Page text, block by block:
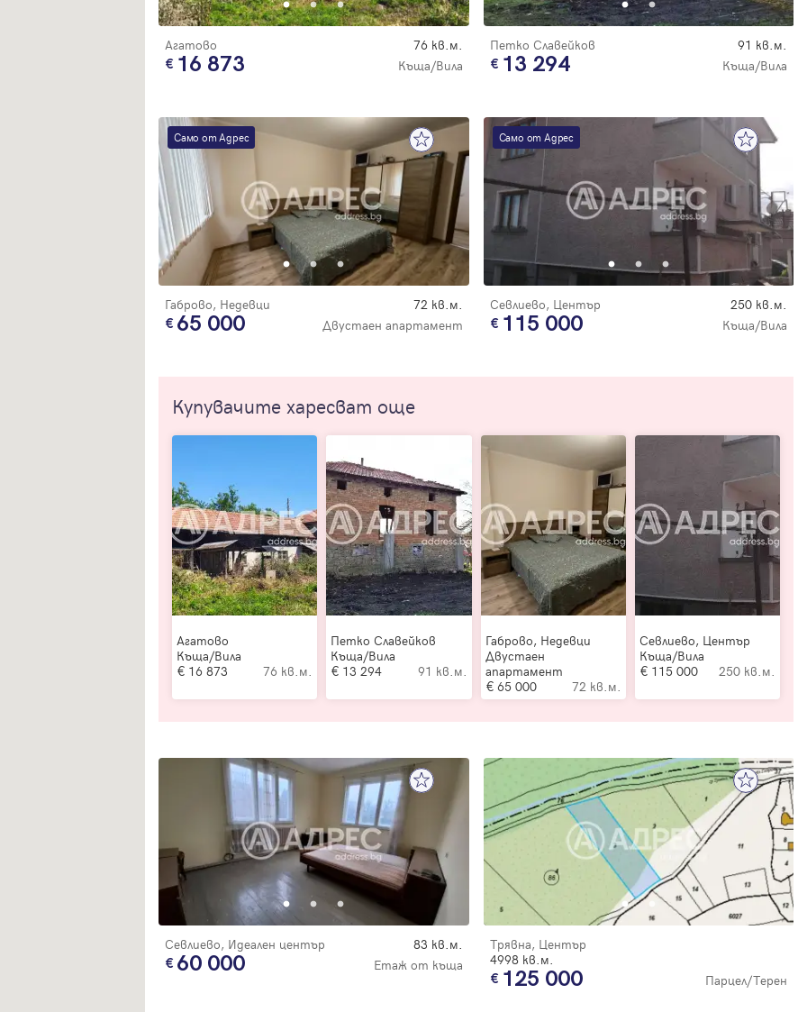
Агатово 76 кв.м.
16 873 Къща/Вила
Петко Славейков 91 кв.м.
13 294 Къща/Вила
Само от Адрес
Габрово, Недевци 72 кв.м.
65 000 Двустаен апартамент
Само от Адрес
Севлиево, Център 250 кв.м.
115 000 Къща/Вила
Купувачите харесват още
Агатово
Къща/Вила
16 873
76 кв.м.
Петко Славейков
Къща/Вила
13 294
91 кв.м.
Габрово, Недевци
Двустаен
апартамент
65 000
72 кв.м.
Севлиево, Център
Къща/Вила
115 000
250 кв.м.
Севлиево, Идеален център 83 кв.м.
60 000 Етаж от къща
Трявна, Център
4998 кв.м.
125 000 Парцел/Терен